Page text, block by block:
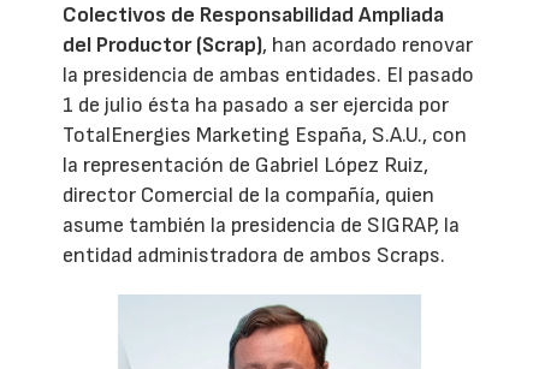
Colectivos de Responsabilidad Ampliada
del Productor (Scrap), han acordado renovar
la presidencia de ambas entidades. El pasado
1 de julio ésta ha pasado a ser ejercida por
TotalEnergies Marketing España, S.A.U., con
la representación de Gabriel López Ruiz,
director Comercial de la compañía, quien
asume también la presidencia de SIGRAP, la
entidad administradora de ambos Scraps.